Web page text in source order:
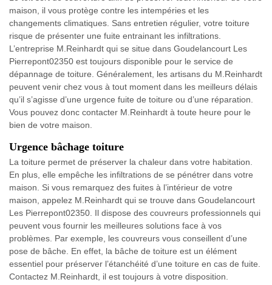
maison, il vous protège contre les intempéries et les
changements climatiques. Sans entretien régulier, votre toiture
risque de présenter une fuite entrainant les infiltrations.
L’entreprise M.Reinhardt qui se situe dans Goudelancourt Les
Pierrepont02350 est toujours disponible pour le service de
dépannage de toiture. Généralement, les artisans du M.Reinhardt
peuvent venir chez vous à tout moment dans les meilleurs délais
qu’il s’agisse d’une urgence fuite de toiture ou d’une réparation.
Vous pouvez donc contacter M.Reinhardt à toute heure pour le
bien de votre maison.
Urgence bâchage toiture
La toiture permet de préserver la chaleur dans votre habitation.
En plus, elle empêche les infiltrations de se pénétrer dans votre
maison. Si vous remarquez des fuites à l’intérieur de votre
maison, appelez M.Reinhardt qui se trouve dans Goudelancourt
Les Pierrepont02350. Il dispose des couvreurs professionnels qui
peuvent vous fournir les meilleures solutions face à vos
problèmes. Par exemple, les couvreurs vous conseillent d’une
pose de bâche. En effet, la bâche de toiture est un élément
essentiel pour préserver l’étanchéité d’une toiture en cas de fuite.
Contactez M.Reinhardt, il est toujours à votre disposition.